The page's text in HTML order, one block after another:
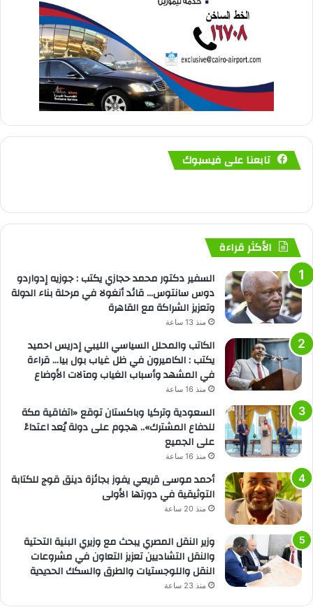
تابعنا على فيسبوك
الأكثر قراءة
السفير دكتور محمد حجازي يكتب : جوزيه إدواردو
دوس سانتوس… قائد أنغولا في مرحلة بناء الدولة
وتعزيز الشراكة مع القاهرة
منذ 13 ساعة
الكاتب والمحلل السياسي الليبي إدريس احميد
يكتب : الكاميرون في ظل غياب بول بيا… قراءة
في المشهد وأسباب الغياب ومآلات الأوضاع
منذ 16 ساعة
السعودية وتركيا وباكستان توقع «اتفاقية مكة
للدفاع المشترك».. هجوم على دولة يُعد اعتداءً
على الجميع
منذ 16 ساعة
أحمد موسى قريعي يفوز بجائزة دينق قوج للكتابة
التوثيقية في دورتها الأولى
منذ 20 ساعة
وزير النقل المصري يبحث مع وزيري البنية التحتية
والنقل التشاديين تعزيز التعاون في مشروعات
النقل واللوجستيات والطرق والسكك الحديدية
منذ 23 ساعة